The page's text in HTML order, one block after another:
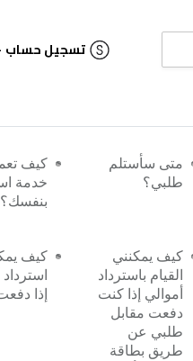
تسجيل حساب
متى سأستلم
طلبي؟
كيف
خدمة
بنفسك؟
كيف يمكنني
القيام باسترداد
أموالي إذا كنت
دفعت مقابل
طلبي عن
طريق بطاقة
كيف
إذا